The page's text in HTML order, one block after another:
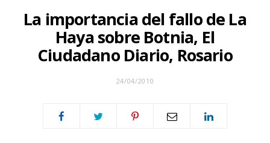
La importancia del fallo de La
Haya sobre Botnia, El
Ciudadano Diario, Rosario
24/04/2010